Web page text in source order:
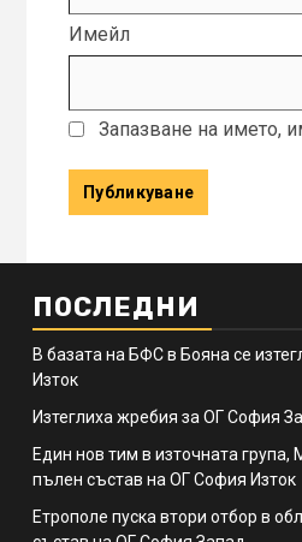
Имейл
Запазване на името,
ПОСЛЕДНИ
В базата на БФС в Бояна се
Изток
Изтеглиха жребия за ОГ София
Един нов тим в източната
пълен състав на ОГ София Изток
Етрополе пуска втори отбор в